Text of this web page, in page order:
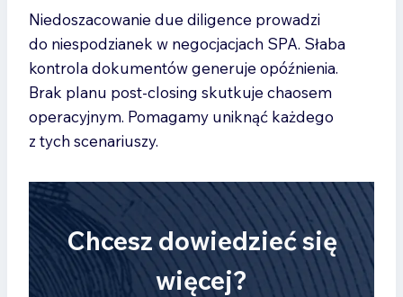
Niedoszacowanie due diligence prowadzi
do niespodzianek w negocjacjach SPA. Słaba
kontrola dokumentów generuje opóźnienia.
Brak planu post-closing skutkuje chaosem
operacyjnym. Pomagamy uniknąć każdego
z tych scenariuszy.
Chcesz dowiedzieć się
więcej?